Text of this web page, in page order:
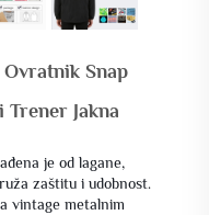
Snap
Jakna
je od lagane,
zaštitu i udobnost.
vintage metalnim